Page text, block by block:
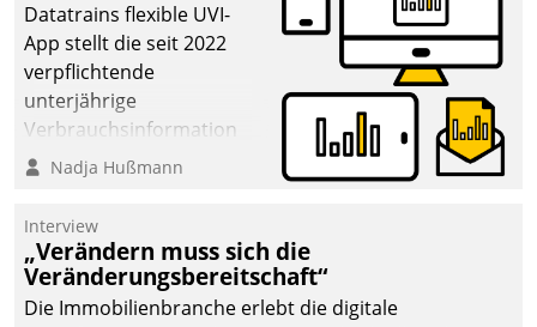
Datatrains flexible UVI-
App stellt die seit 2022
verpflichtende
unterjährige
Verbrauchsinformation
schnell, zuverlässig und
Die monatlichen
Mitteilungen zum
Heizungs- und
Wasserverbrauch gehen
Nadja Hußmann
Interview
„Verändern muss sich die
Veränderungsbereitschaft“
Die Immobilienbranche erlebt die digitale